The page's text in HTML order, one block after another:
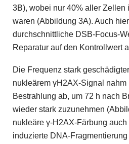
3B), wobei nur 40% aller Zellen
waren (Abbildung 3A). Auch
durchschnittliche DSB-Focus-
Reparatur auf den Kontrollwert
Die Frequenz stark
nukleärem γH2AX-Signal nahm
Bestrahlung ab, um 72 h nach
wieder stark ­zuzunehmen
nukleäre γ-H2AX-Färbung
induzierte DNA-